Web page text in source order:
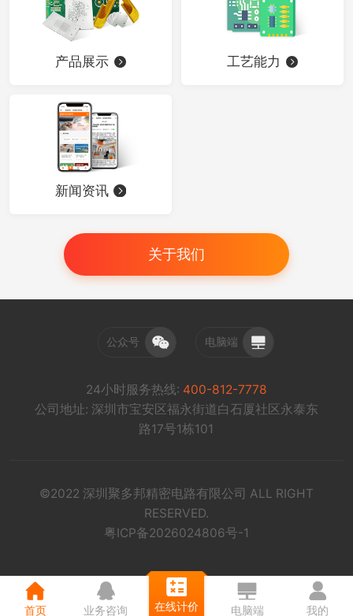
产品展示 工艺能力
新闻资讯
关于我们
公众号 电脑端
24小时服务热线: 400-812-7778
公司地址: 深圳市宝安区福永街道白石厦社区永泰东
路17号1栋101
©2022 深圳聚多邦精密电路有限公司 ALL RIGHT
RESERVED.
粤ICP备2026024806号-1
首页 业务咨询 在线计价 电脑端 我的